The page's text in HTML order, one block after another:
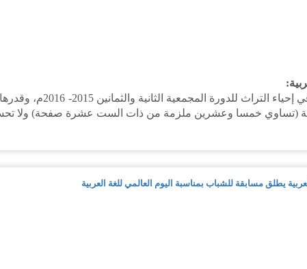
يطلق مسابقة للشباب بمناسبة اليوم العالمي للغة العربية